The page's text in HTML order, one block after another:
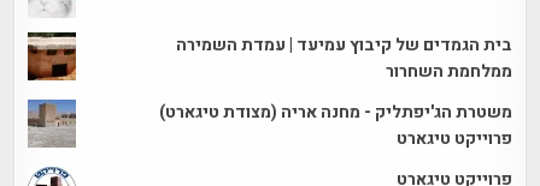
בית הגמדים של קיבוץ עמיעד | עמדת השמירה
ממלחמת השחרור
משטרת הג'יפתליק - מחנה אריה (מצודת טיגארט)
פרוייקט טיגארט
פרוייקט טיגארט